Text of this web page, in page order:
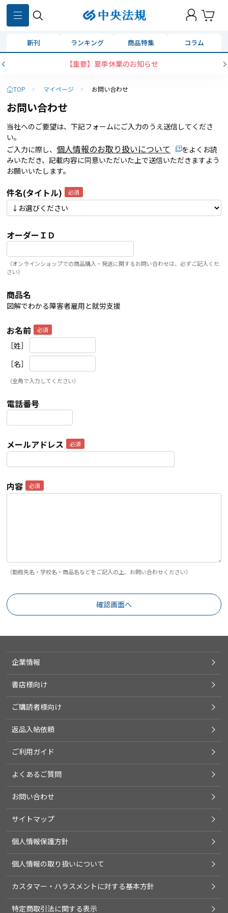
新刊 ランキング 商品特集 コラム
【重要】夏季休業のお知らせ
TOP > マイページ > お問い合わせ
お問い合わせ
当社へのご要望は、下記フォームにご入力のうえ送信してくださ
い。
ご入力に際し、 個人情報のお取り扱いについて
をよくお読
みいただき、記載内容に同意いただいた上で送信いただきますよう
お願いいたします。
件名(タイトル)
オーダーＩＤ
（オンラインショップでの商品購入・発送に関するお問い合わせは、必ずご記入くだ
さい）
商品名
図解でわかる障害者雇用と就労支援
お名前
［姓］
［名］
（全角で入力してください）
電話番号
メールアドレス
内容
（勤務先名・学校名・商品名などをご記入の上、お問い合わせください）
企業情報
書店様向け
ご購読者様向け
返品入帖依頼
ご利用ガイド
よくあるご質問
お問い合わせ
サイトマップ
個人情報保護方針
個人情報の取り扱いについて
カスタマー・ハラスメントに対する基本方針
特定商取引法に関する表示